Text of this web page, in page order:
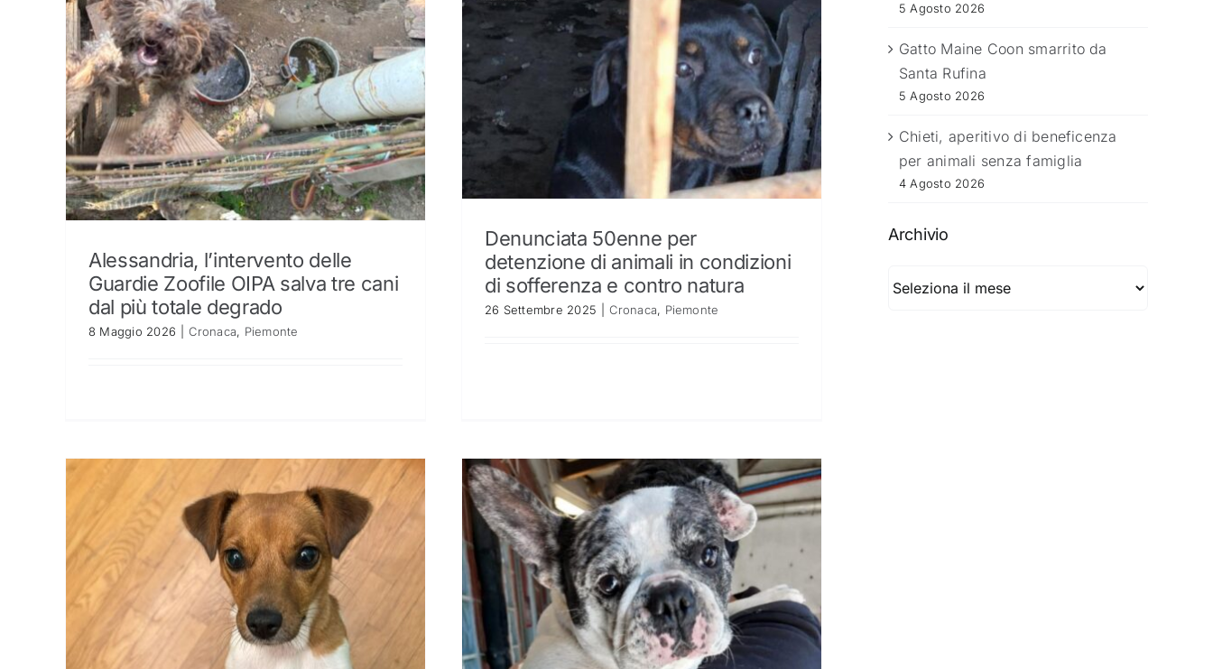
Alessandria, l’intervento delle
Guardie Zoofile OIPA salva tre cani
dal più totale degrado
8 Maggio 2026 Cronaca, Piemonte
Denunciata 50enne per
detenzione di animali in condizioni
di sofferenza e contro natura
26 Settembre 2025 Cronaca, Piemonte
5 Agosto 2026
Gatto Maine Coon smarrito da
Santa Rufina
5 Agosto 2026
Chieti, aperitivo di beneficenza
per animali senza famiglia
4 Agosto 2026
Archivio